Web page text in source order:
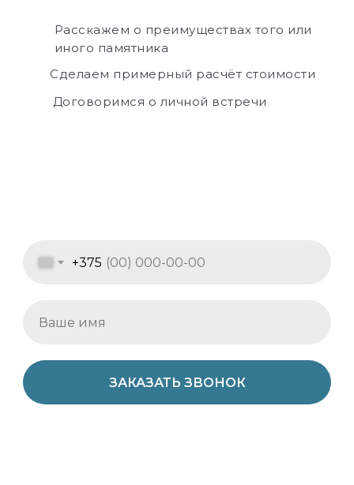
+375
ЗАКАЗАТЬ ЗВОНОК
Расскажем о преимуществах того или
иного памятника
Сделаем примерный расчёт стоимости
Договоримся о личной встречи